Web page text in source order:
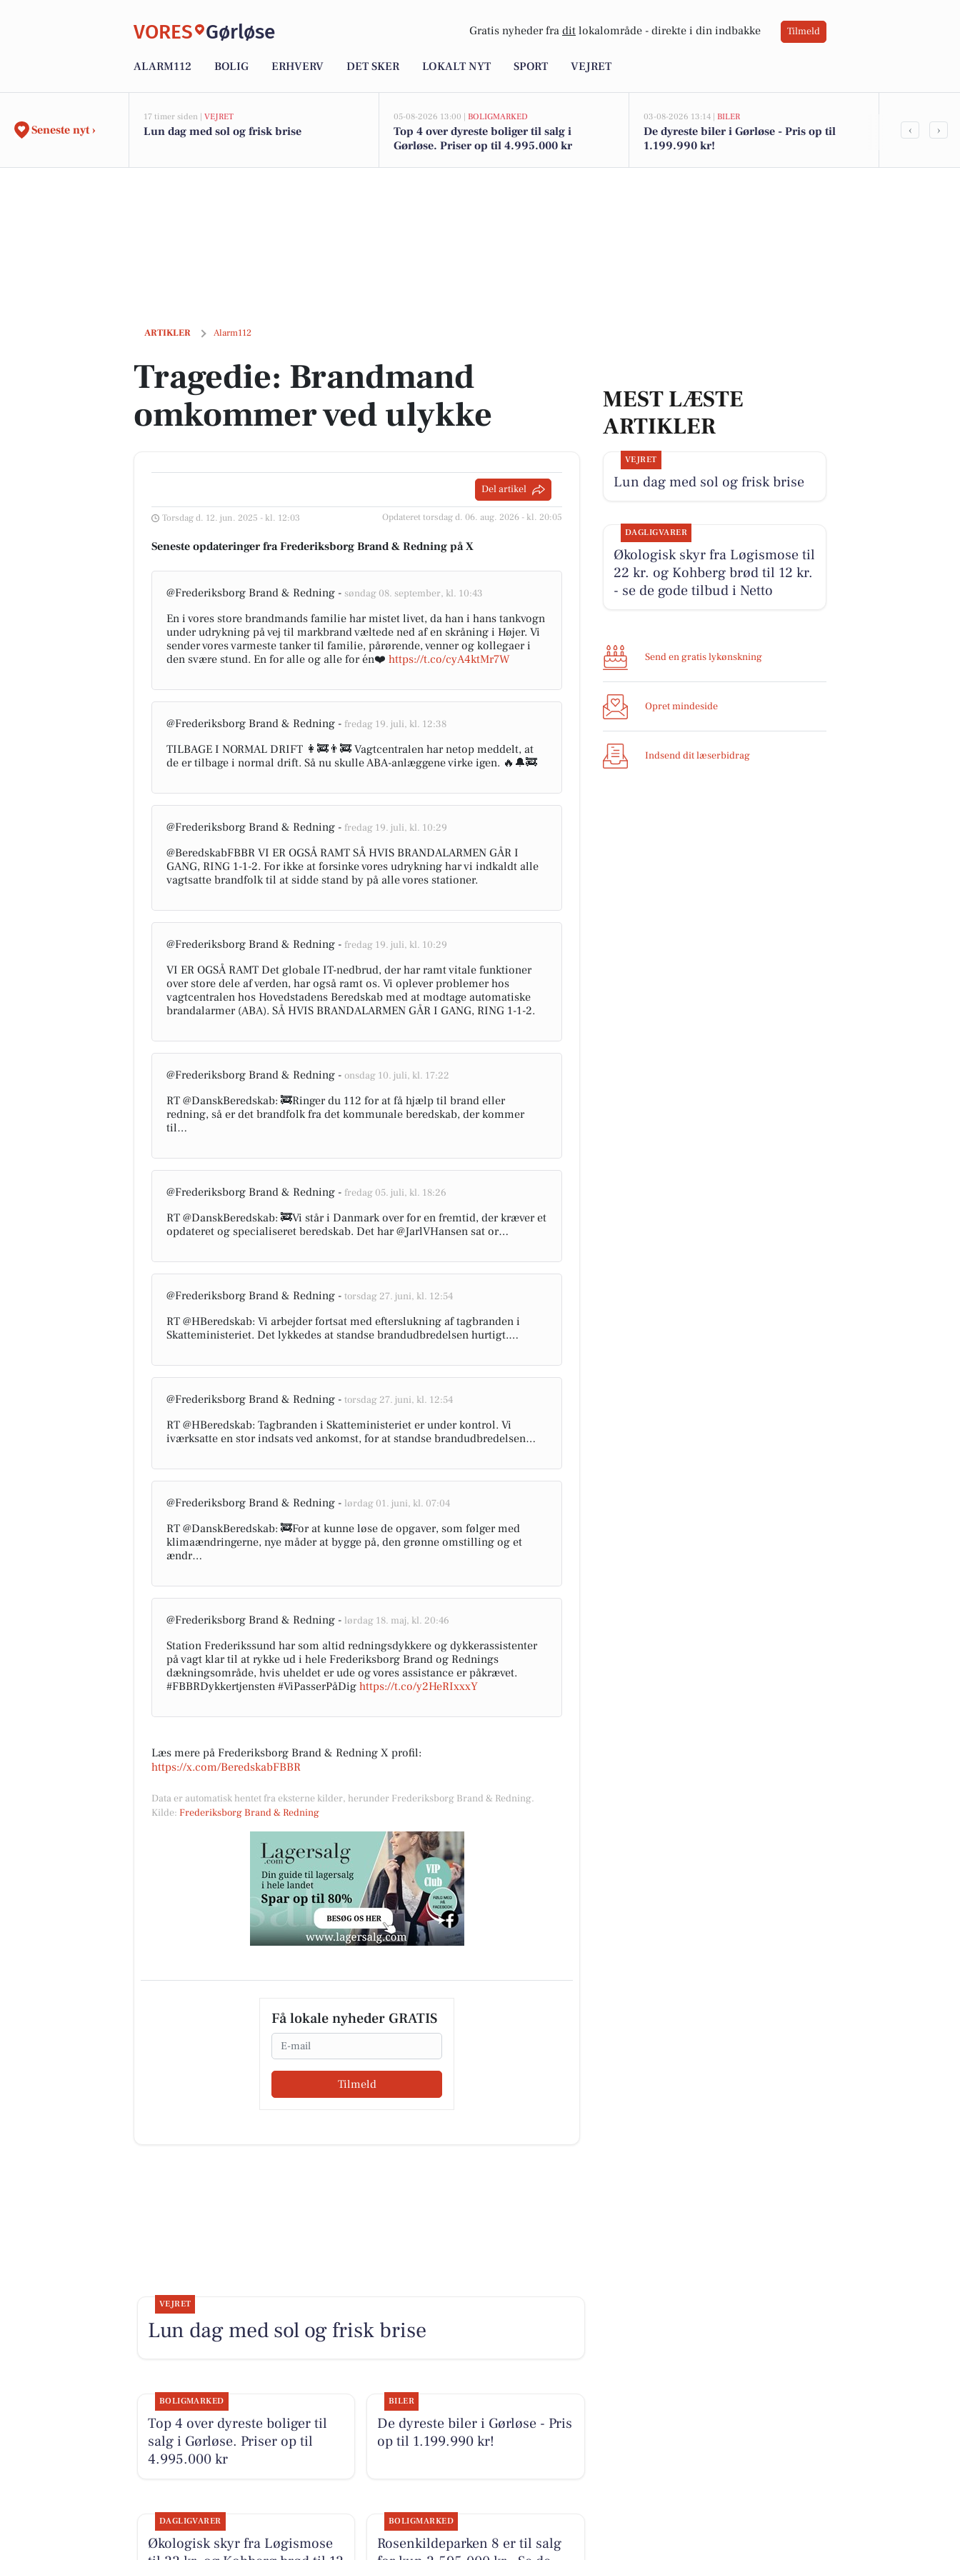
VORES Gørløse Gratis nyheder fra dit lokalområde - direkte i din indbakke Tilmeld
ALARM112 BOLIG ERHVERV DET SKER LOKALT NYT SPORT VEJRET
Seneste nyt ›
17 timer siden | VEJRET
Lun dag med sol og frisk brise
05-08-2026 13:00 | BOLIGMARKED
Top 4 over dyreste boliger til salg i
Gørløse. Priser op til 4.995.000 kr
03-08-2026 13:14 | BILER
De dyreste biler i Gørløse - Pris op til
1.199.990 kr!
Økologisk
‹ ›
ARTIKLER Alarm112
Tragedie: Brandmand omkommer ved ulykke
Tragedie: Brandmand
omkommer ved ulykke
Del artikel
Torsdag d. 12. jun. 2025 - kl. 12:03 Opdateret torsdag d. 06. aug. 2026 - kl. 20:05
Seneste opdateringer fra Frederiksborg Brand & Redning på X
@Frederiksborg Brand & Redning - søndag 08. september, kl. 10:43
En i vores store brandmands familie har mistet livet, da han i hans tankvogn
under udrykning på vej til markbrand væltede ned af en skråning i Højer. Vi
sender vores varmeste tanker til familie, pårørende, venner og kollegaer i
den svære stund. En for alle og alle for én❤️ https://t.co/cyA4ktMr7W
@Frederiksborg Brand & Redning - fredag 19. juli, kl. 12:38
TILBAGE I NORMAL DRIFT 👩‍🚒👨‍🚒 Vagtcentralen har netop meddelt, at
de er tilbage i normal drift. Så nu skulle ABA-anlæggene virke igen. 🔥🔔🚒
@Frederiksborg Brand & Redning - fredag 19. juli, kl. 10:29
@BeredskabFBBR VI ER OGSÅ RAMT SÅ HVIS BRANDALARMEN GÅR I
GANG, RING 1-1-2. For ikke at forsinke vores udrykning har vi indkaldt alle
vagtsatte brandfolk til at sidde stand by på alle vores stationer.
@Frederiksborg Brand & Redning - fredag 19. juli, kl. 10:29
VI ER OGSÅ RAMT Det globale IT-nedbrud, der har ramt vitale funktioner
over store dele af verden, har også ramt os. Vi oplever problemer hos
vagtcentralen hos Hovedstadens Beredskab med at modtage automatiske
brandalarmer (ABA). SÅ HVIS BRANDALARMEN GÅR I GANG, RING 1-1-2.
@Frederiksborg Brand & Redning - onsdag 10. juli, kl. 17:22
RT @DanskBeredskab: 🚒Ringer du 112 for at få hjælp til brand eller
redning, så er det brandfolk fra det kommunale beredskab, der kommer
til…
@Frederiksborg Brand & Redning - fredag 05. juli, kl. 18:26
RT @DanskBeredskab: 🚒Vi står i Danmark over for en fremtid, der kræver et
opdateret og specialiseret beredskab. Det har @JarlVHansen sat or…
@Frederiksborg Brand & Redning - torsdag 27. juni, kl. 12:54
RT @HBeredskab: Vi arbejder fortsat med efterslukning af tagbranden i
Skatteministeriet. Det lykkedes at standse brandudbredelsen hurtigt.…
@Frederiksborg Brand & Redning - torsdag 27. juni, kl. 12:54
RT @HBeredskab: Tagbranden i Skatteministeriet er under kontrol. Vi
iværksatte en stor indsats ved ankomst, for at standse brandudbredelsen…
@Frederiksborg Brand & Redning - lørdag 01. juni, kl. 07:04
RT @DanskBeredskab: 🚒For at kunne løse de opgaver, som følger med
klimaændringerne, nye måder at bygge på, den grønne omstilling og et
ændr…
@Frederiksborg Brand & Redning - lørdag 18. maj, kl. 20:46
Station Frederikssund har som altid redningsdykkere og dykkerassistenter
på vagt klar til at rykke ud i hele Frederiksborg Brand og Rednings
dækningsområde, hvis uheldet er ude og vores assistance er påkrævet.
#FBBRDykkertjensten #ViPasserPåDig https://t.co/y2HeRIxxxY
Læs mere på Frederiksborg Brand & Redning X profil:
https://x.com/BeredskabFBBR
Data er automatisk hentet fra eksterne kilder, herunder Frederiksborg Brand & Redning.
Kilde: Frederiksborg Brand & Redning
Få lokale nyheder GRATIS
Email
Tilmeld
MEST LÆSTE
ARTIKLER
VEJRET
Lun dag med sol og frisk brise
DAGLIGVARER
Økologisk skyr fra Løgismose til
22 kr. og Kohberg brød til 12 kr.
- se de gode tilbud i Netto
Send en gratis lykønskning
Opret mindeside
Indsend dit læserbidrag
VEJRET
Lun dag med sol og frisk brise
BOLIGMARKED
Top 4 over dyreste boliger til
salg i Gørløse. Priser op til
4.995.000 kr
BILER
De dyreste biler i Gørløse - Pris
op til 1.199.990 kr!
DAGLIGVARER
Økologisk skyr fra Løgismose
BOLIGMARKED
Rosenkildeparken 8 er til salg